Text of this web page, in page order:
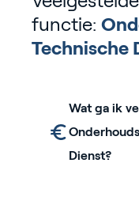
functie:
Technische
Wat ga ik
Dienst?